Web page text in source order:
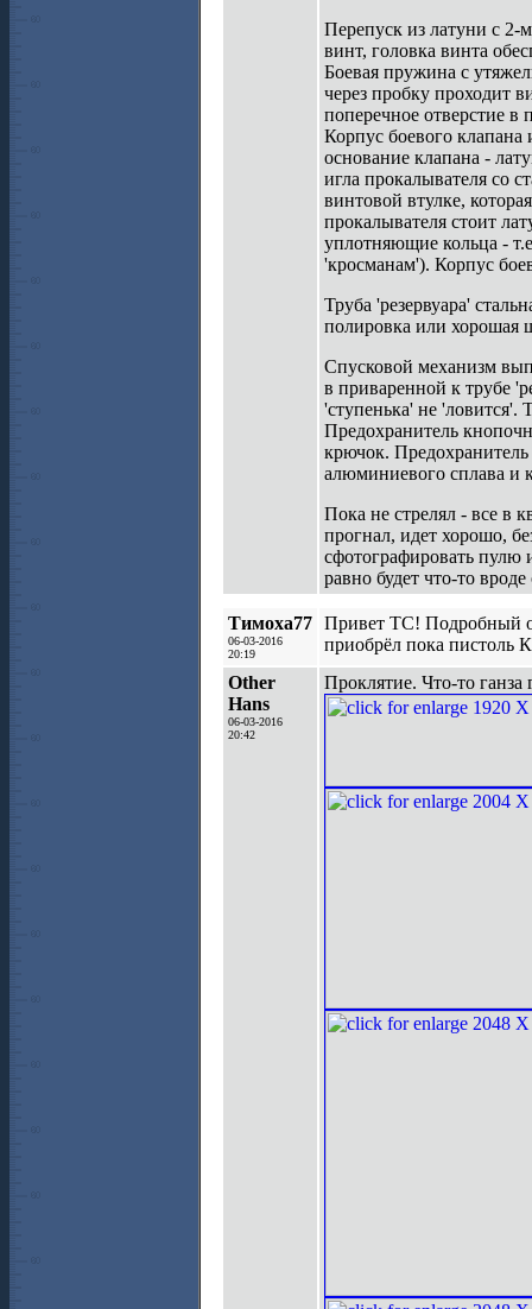
Перепуск из латуни с
винт, головка винта
Боевая пружина с
через пробку проходит
поперечное отверстие
Корпус боевого
основание клапана -
игла прокалывателя со
винтовой втулке,
прокалывателя стоит
уплотняющие кольца -
'кросманам'). Корпус
Труба 'резервуара'
полировка или хорошая
Спусковой механизм
в приваренной к трубе
'ступенька' не 'ловится'.
Предохранитель
крючок.
алюминиевого сплава и
Пока не стрелял - все в
прогнал, идет хорошо,
сфотографировать пулю
равно будет что-то
Тимоха77
06-03-2016
20:19
Привет ТС! Подробный
приобрёл пока пистоль
Other
Hans
06-03-2016
20:42
Проклятие. Что-то